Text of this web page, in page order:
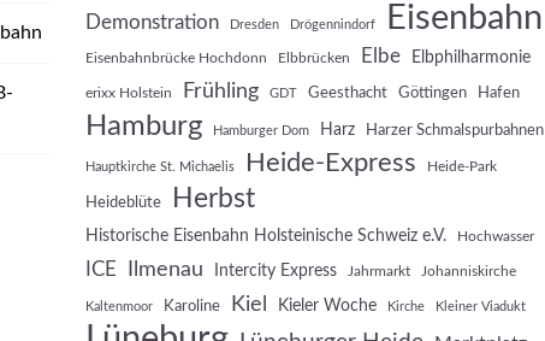
Demonstration Dresden Drögennindorf Eisenbahn
Eisenbahnbrücke Hochdonn Elbbrücken Elbe Elbphilharmonie
erixx Holstein Frühling GDT Geesthacht Göttingen Hafen
Hamburg Hamburger Dom Harz Harzer Schmalspurbahnen
Hauptkirche St. Michaelis Heide-Express Heide-Park
Heideblüte Herbst
Historische Eisenbahn Holsteinische Schweiz e.V. Hochwasser
ICE Ilmenau Intercity Express Jahrmarkt Johanniskirche
Kaltenmoor Karoline Kiel Kieler Woche Kirche Kleiner Viadukt